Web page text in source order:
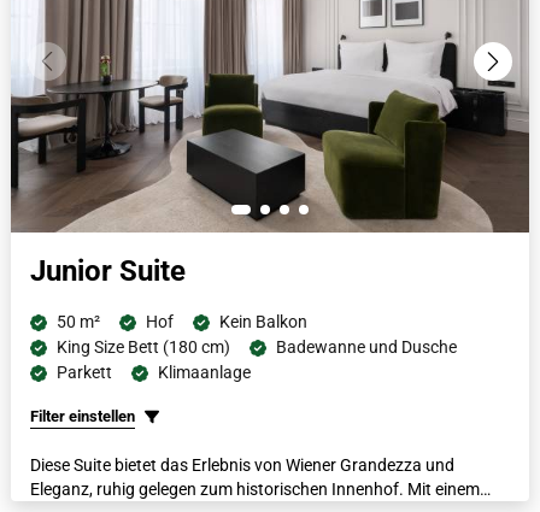
Junior Suite
50 m² Hof
Kein Balkon
King Size Bett (180 cm)
Badewanne und Dusche
Parkett
Klimaanlage
Filter einstellen
Diese Suite bietet das Erlebnis von Wiener Grandezza und
Eleganz, ruhig gelegen zum historischen Innenhof. Mit einem